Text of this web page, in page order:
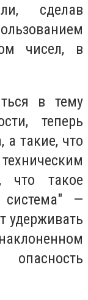
сделав
чисел, в
в тему
теперь
а такие, что
что такое
система" —
удерживать